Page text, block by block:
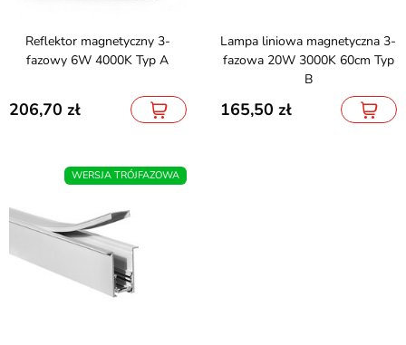
Reflektor magnetyczny 3-
fazowy 6W 4000K Typ A
206,70
Lampa liniowa magnetyczna 3-
fazowa 20W 3000K 60cm Typ
B
165,50
WERSJA TRÓJFAZOWA